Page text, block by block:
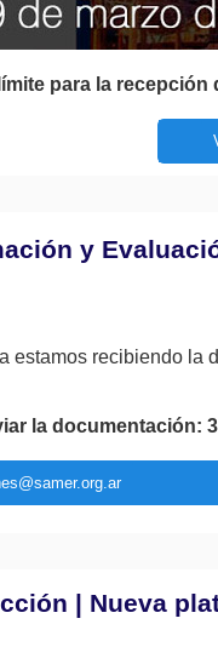
para la
y
estamos recibiendo
la documentación:
| Nueva